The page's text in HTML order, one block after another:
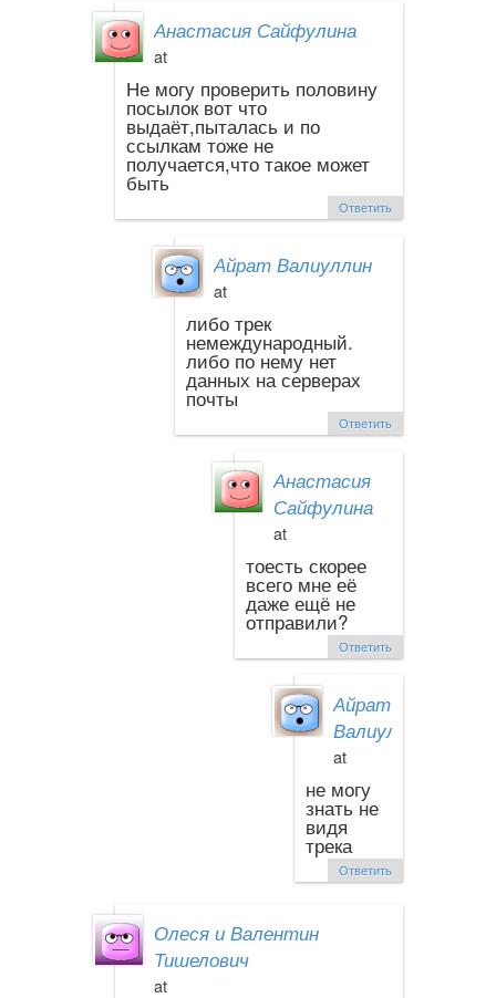
Анастасия Сайфулина
at
Не могу проверить половину
посылок вот что
выдаёт,пыталась и по
ссылкам тоже не
получается,что такое может
быть
Ответить
Айрат Валиуллин
at
либо трек
немеждународный.
либо по нему нет
данных на серверах
почты
Ответить
Анастасия
Сайфулина
at
тоесть скорее
всего мне её
даже ещё не
отправили?
Ответить
Айрат
Валиуллин
at
не могу
знать не
видя
трека
Ответить
Олеся и Валентин
Тишелович
at